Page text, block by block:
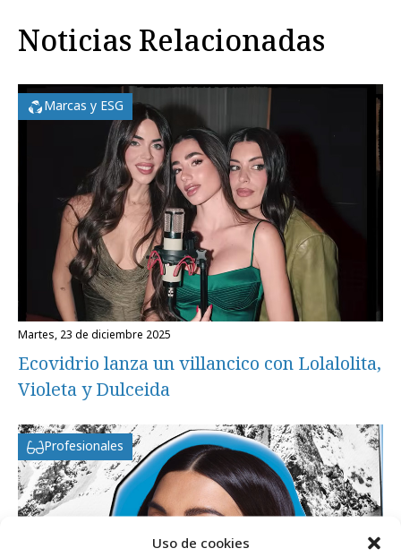
Uso de cookies
Noticias Relacionadas
Marcas y ESG
martes, 23 de diciembre 2025
Ecovidrio lanza un villancico con Lolalolita,
Violeta y Dulceida
Profesionales